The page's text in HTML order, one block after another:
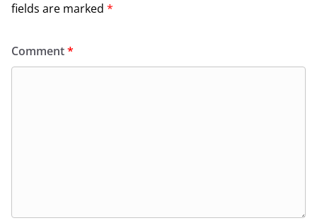
fields are marked *
Comment*